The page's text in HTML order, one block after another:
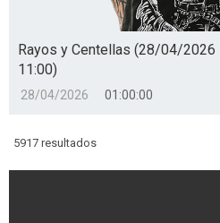
Rayos y Centellas (28/04/2026
11:00)
28/04/2026 01:00:00
5917 resultados